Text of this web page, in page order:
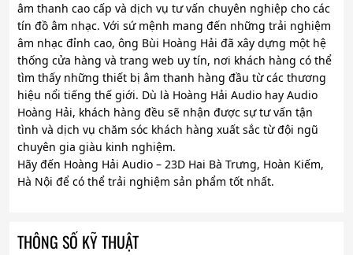
âm thanh cao cấp và dịch vụ tư vấn chuyên nghiệp cho các
tín đồ âm nhạc. Với sứ mệnh mang đến những trải nghiệm
âm nhạc đỉnh cao, ông Bùi Hoàng Hải đã xây dựng một hệ
thống cửa hàng và trang web uy tín, nơi khách hàng có thể
tìm thấy những thiết bị âm thanh hàng đầu từ các thương
hiệu nổi tiếng thế giới. Dù là Hoàng Hải Audio hay Audio
Hoàng Hải, khách hàng đều sẽ nhận được sự tư vấn tận
tình và dịch vụ chăm sóc khách hàng xuất sắc từ đội ngũ
chuyên gia giàu kinh nghiệm.
Hãy đến Hoàng Hải Audio – 23D Hai Bà Trưng, Hoàn Kiếm,
Hà Nội để có thể trải nghiệm sản phẩm tốt nhất.
THÔNG SỐ KỸ THUẬT